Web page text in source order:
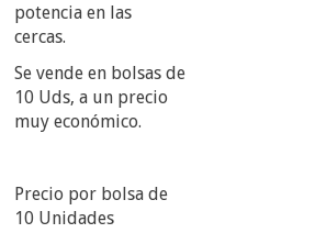
potencia en las
cercas.
Se vende en bolsas de
10 Uds, a un precio
muy económico.
Precio por bolsa de
10 Unidades